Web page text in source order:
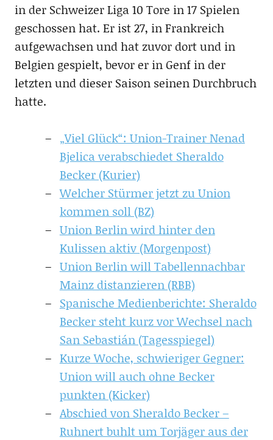
in der Schweizer Liga 10 Tore in 17 Spielen
geschossen hat. Er ist 27, in Frankreich
aufgewachsen und hat zuvor dort und in
Belgien gespielt, bevor er in Genf in der
letzten und dieser Saison seinen Durchbruch
hatte.
„Viel Glück“: Union-Trainer Nenad
Bjelica verabschiedet Sheraldo
Becker (Kurier)
Welcher Stürmer jetzt zu Union
kommen soll (BZ)
Union Berlin wird hinter den
Kulissen aktiv (Morgenpost)
Union Berlin will Tabellennachbar
Mainz distanzieren (RBB)
Spanische Medienberichte: Sheraldo
Becker steht kurz vor Wechsel nach
San Sebastián (Tagesspiegel)
Kurze Woche, schwieriger Gegner:
Union will auch ohne Becker
punkten (Kicker)
Abschied von Sheraldo Becker –
Ruhnert buhlt um Torjäger aus der